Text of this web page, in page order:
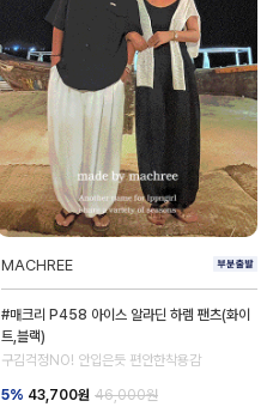
MACHREE
#매크리 P458 아이스 알라딘 하렘 팬츠(화이
트,블랙)
구김걱정NO! 안입은듯 편안한착용감
5% 43,700원 46,000원